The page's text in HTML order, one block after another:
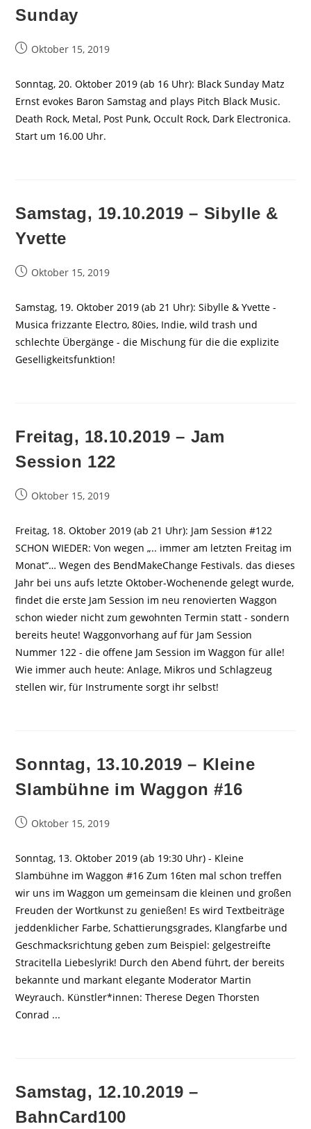
Sunday
BeitragOktober 15, 2019
Sonntag, 20. Oktober 2019 (ab 16 Uhr): Black Sunday Matz
Ernst evokes Baron Samstag and plays Pitch Black Music.
Death Rock, Metal, Post Punk, Occult Rock, Dark Electronica.
Start um 16.00 Uhr.
Samstag, 19.10.2019 – Sibylle &
Yvette
BeitragOktober 15, 2019
Samstag, 19. Oktober 2019 (ab 21 Uhr): Sibylle & Yvette -
Musica frizzante Electro, 80ies, Indie, wild trash und
schlechte Übergänge - die Mischung für die die explizite
Geselligkeitsfunktion!
Freitag, 18.10.2019 – Jam
Session 122
BeitragOktober 15, 2019
Freitag, 18. Oktober 2019 (ab 21 Uhr): Jam Session #122
SCHON WIEDER: Von wegen „.. immer am letzten Freitag im
Monat“… Wegen des BendMakeChange Festivals. das dieses
Jahr bei uns aufs letzte Oktober-Wochenende gelegt wurde,
findet die erste Jam Session im neu renovierten Waggon
schon wieder nicht zum gewohnten Termin statt - sondern
bereits heute! Waggonvorhang auf für Jam Session
Nummer 122 - die offene Jam Session im Waggon für alle!
Wie immer auch heute: Anlage, Mikros und Schlagzeug
stellen wir, für Instrumente sorgt ihr selbst!
Sonntag, 13.10.2019 – Kleine
Slambühne im Waggon #16
BeitragOktober 15, 2019
Sonntag, 13. Oktober 2019 (ab 19:30 Uhr) - Kleine
Slambühne im Waggon #16 Zum 16ten mal schon treffen
wir uns im Waggon um gemeinsam die kleinen und großen
Freuden der Wortkunst zu genießen! Es wird Textbeiträge
jeddenklicher Farbe, Schattierungsgrades, Klangfarbe und
Geschmacksrichtung geben zum Beispiel: gelgestreifte
Stracitella Liebeslyrik! Durch den Abend führt, der bereits
bekannte und markant elegante Moderator Martin
Weyrauch. Künstler*innen: Therese Degen Thorsten
Conrad ...
Samstag, 12.10.2019 –
BahnCard100